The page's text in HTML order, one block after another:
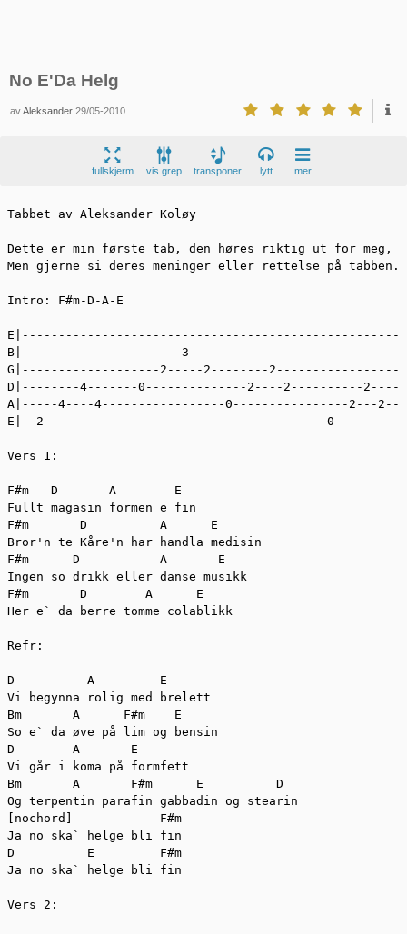
No E'Da Helg
avAleksander 29/05-2010
fullskjerm vis grep transponer lytt mer
Tabbet av Aleksander Koløy
Dette er min første tab, den høres riktig ut for meg,
Men gjerne si deres meninger eller rettelse på tabben.
Intro: F#m-D-A-E
E|----------------------------------------------------
B|----------------------3-----------------------------
G|-------------------2-----2--------2-----------------
D|--------4-------0--------------2----2----------2----
A|-----4----4-----------------0----------------2---2--
E|--2---------------------------------------0---------
Vers 1:
F#m   D       A        E
Fullt magasin formen e fin
F#m       D          A      E
Bror'n te Kåre'n har handla medisin
F#m      D           A       E
Ingen so drikk eller danse musikk
F#m       D        A      E
Her e` da berre tomme colablikk
Refr:
D          A         E
Vi begynna rolig med brelett
Bm       A      F#m    E
So e` da øve på lim og bensin
D        A       E
Vi går i koma på formfett
Bm       A       F#m      E          D
Og terpentin parafin gabbadin og stearin
[nochord]            F#m
Ja no ska` helge bli fin
D          E         F#m
Ja no ska` helge bli fin
Vers 2: